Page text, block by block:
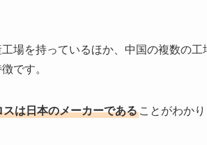
場を持っているほか、中国の複数の
です。
スは日本のメーカーである ことがわかり